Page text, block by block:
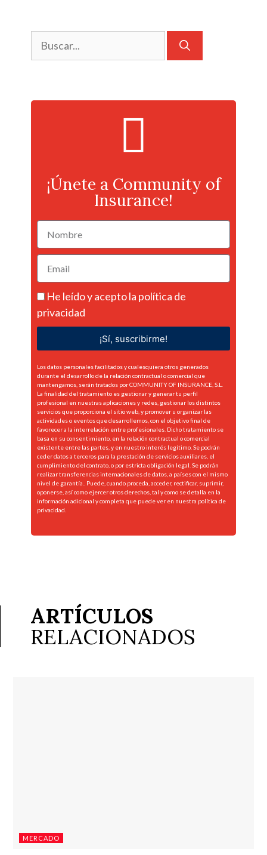
¡Únete a Community of
Insurance!
He leído y acepto la política de
privacidad
¡Sí, suscribirme!
Los datos personales facilitados y cualesquiera otros generados
durante el desarrollo de la relación contractual o comercial que
mantengamos, serán tratados por COMMUNITY OF INSURANCE, S.L.
La finalidad del tratamiento es gestionar y generar tu perfil
profesional en nuestras aplicaciones y redes, gestionar los distintos
servicios que proporciona el sitio web, y promover u organizar las
actividades o eventos que desarrollemos, con el objetivo final de
favorecer a la interrelación entre profesionales. Dicho tratamiento se
basa en su consentimiento, en la relación contractual o comercial
existente entre las partes, y en nuestro interés legítimo. Se podrán
ceder datos a terceros para la prestación de servicios auxiliares, el
cumplimiento del contrato, o por estricta obligación legal. Se podrán
realizar transferencias internacionales de datos, a países con el mismo
nivel de garantía.. Puede, cuando proceda, acceder, rectificar, suprimir,
oponerse, así como ejercer otros derechos, tal y como se detalla en la
información adicional y completa que puede ver en nuestra política de
privacidad.
ARTÍCULOS
RELACIONADOS
MERCADO